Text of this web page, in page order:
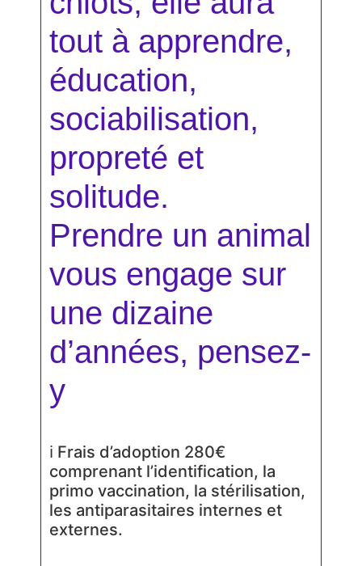
tout à apprendre,
éducation,
sociabilisation,
propreté et
solitude.
Prendre un animal
vous engage sur
une dizaine
d’années, pensez-
y
ℹ Frais d’adoption 280€
comprenant l’identification, la
primo vaccination, la stérilisation,
les antiparasitaires internes et
externes.